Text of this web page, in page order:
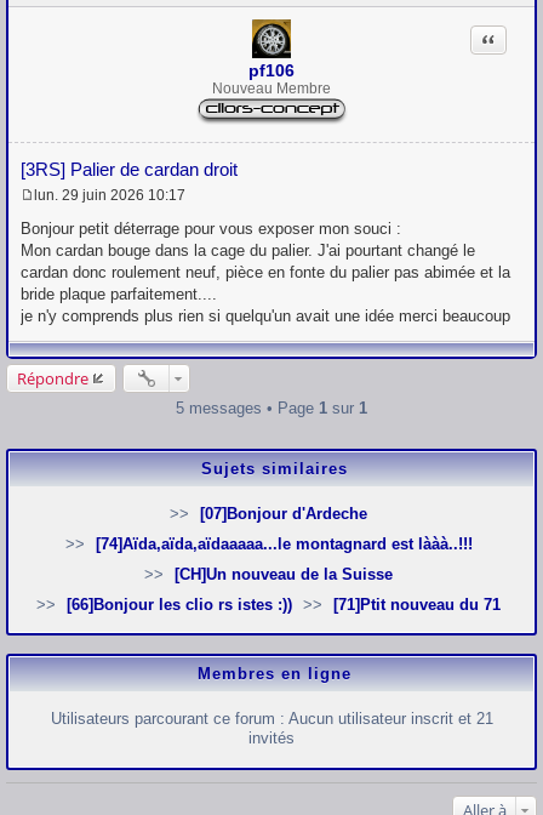
a
pf106
Nouveau Membre
[3RS] Palier de cardan droit
Citation
e
s
a
g
e
lun. 29 juin 2026 10:17
Bonjour petit déterrage pour vous exposer mon souci :
Mon cardan bouge dans la cage du palier. J'ai pourtant changé le
cardan donc roulement neuf, pièce en fonte du palier pas abimée et la
bride plaque parfaitement....
je n'y comprends plus rien si quelqu'un avait une idée merci beaucoup
Répondre
5 messages • Page 1 sur 1
Sujets similaires
[07]Bonjour d'Ardeche
[74]Aïda,aïda,aïdaaaaa...le montagnard est lààà..!!!
[CH]Un nouveau de la Suisse
[66]Bonjour les clio rs istes :))
[71]Ptit nouveau du 71
Membres en ligne
Utilisateurs parcourant ce forum : Aucun utilisateur inscrit et 21
invités
Aller à